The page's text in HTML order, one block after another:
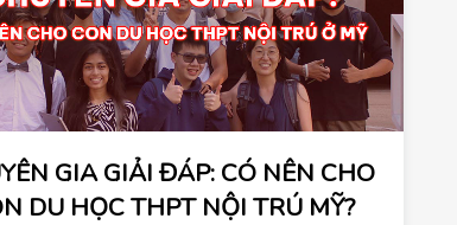
GIA GIẢI ĐÁP: CÓ NÊN CHO
DU HỌC THPT NỘI TRÚ MỸ?